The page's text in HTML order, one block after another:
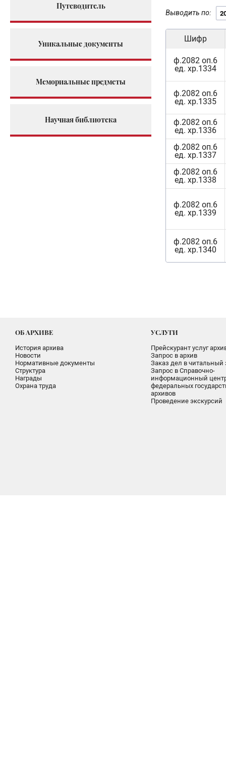
Путеводитель
Уникальные документы
Мемориальные предметы
Научная библиотека
Выводить по:
Шифр
ф.2082 оп.6
ед. хр.1334
ф.2082 оп.6
ед. хр.1335
ф.2082 оп.6
ед. хр.1336
ф.2082 оп.6
ед. хр.1337
ф.2082 оп.6
ед. хр.1338
ф.2082 оп.6
ед. хр.1339
ф.2082 оп.6
ед. хр.1340
ОБ АРХИВЕ
История архива
Новости
Нормативные документы
Структура
Награды
Охрана труда
УСЛУГИ
Прейскурант услуг
Запрос в архив
Заказ дел в читальный
Запрос в Справочно-
информационный
федеральных
архивов
Проведение экскурсий